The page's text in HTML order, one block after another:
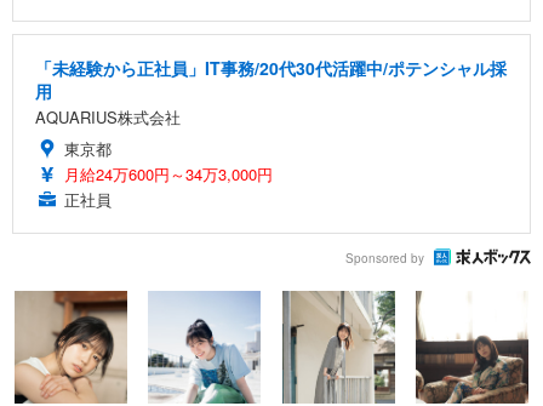
「未経験から正社員」IT事務/20代30代活躍中/ポテンシャル採
用
AQUARIUS株式会社
東京都
月給24万600円～34万3,000円
正社員
Sponsored by